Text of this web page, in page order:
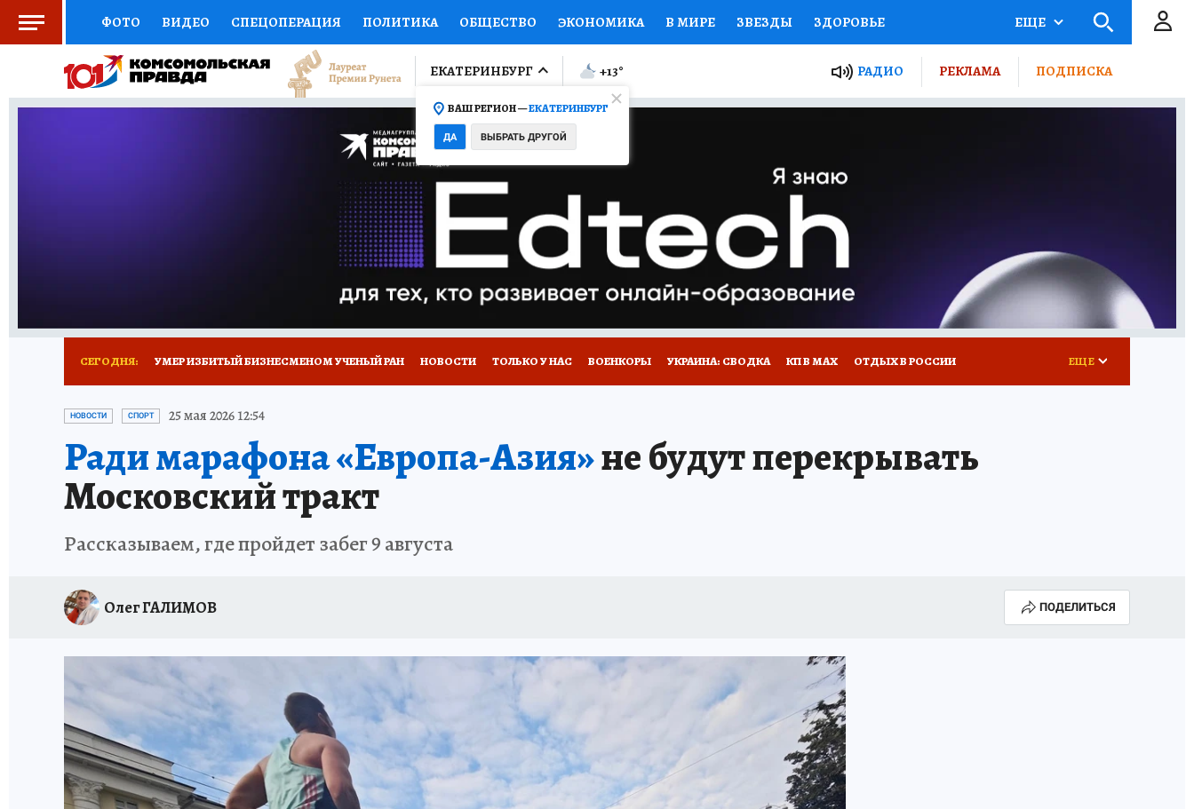
ФОТО ВИДЕО СПЕЦОПЕРАЦИЯ ПОЛИТИКА ОБЩЕСТВО ЭКОНОМИКА В МИРЕ ЗВЕЗДЫ ЗДОРОВЬЕ
СОЦПОДДЕРЖКА НАУКА СПОРТ КОЛУМНИСТЫ ПРОИСШЕСТВИЯ НАЦИОНАЛЬНЫЕ ПРОЕКТЫ РОССИИ
ВЫБОР ЭКСПЕРТОВ ДОКТОР ФИНАНСЫ ОТКРЫВАЕМ МИР Я ЗНАЮ СЕМЬЯ ЖЕНСКИЕ СЕКРЕТЫ ПУТЕВОДИТЕЛЬ
ПРОГНОЗЫ НА СПОРТ ПРОМОКОДЫ СЕРИАЛЫ
ТЕЛЕВИЗОР КОЛЛЕКЦИИ КОНКУРСЫ ГИД ПОТРЕБИТЕЛЯ
НОВОЕ НА САЙТЕ
ЕЩЕ
ЕКАТЕРИНБУРГ
ВАШ РЕГИОН —ЕКАТЕРИНБУРГ
ДА ВЫБРАТЬ ДРУГОЙ
+13° РАДИО РЕКЛАМА ПОДПИСКА
СЕГОДНЯ: УМЕР ИЗБИТЫЙ БИЗНЕСМЕНОМ УЧЕНЫЙ РАН НОВОСТИ ТОЛЬКО У НАС ВОЕНКОРЫ УКРАИНА: СВОДКА КП В МАХ ОТДЫХ В РОССИИ
ЗАПОВЕДНАЯ РОССИЯ
ЕЩЕ
НОВОСТИ СПОРТ 25 мая 2026 12:54
Ради марафона «Европа-Азия»не будут перекрывать
Московский тракт
Рассказываем, где пройдет забег 9 августа
Олег ГАЛИМОВ ПОДЕЛИТЬСЯ